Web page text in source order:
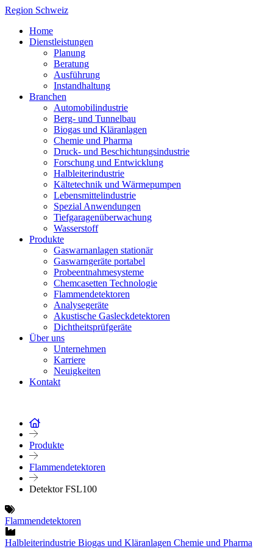
Region Schweiz
Home
Dienstleistungen
Planung
Beratung
Ausführung
Instandhaltung
Branchen
Automobilindustrie
Berg- und Tunnelbau
Biogas und Kläranlagen
Chemie und Pharma
Druck- und Beschichtungsindustrie
Forschung und Entwicklung
Halbleiterindustrie
Kältetechnik und Wärmepumpen
Lebensmittelindustrie
Spezial Anwendungen
Tiefgaragenüberwachung
Wasserstoff
Produkte
Gaswarnanlagen stationär
Gaswarngeräte portabel
Probeentnahmesysteme
Chemcasetten Technologie
Flammendetektoren
Analysegeräte
Akustische Gasleckdetektoren
Dichtheitsprüfgeräte
Über uns
Unternehmen
Karriere
Neuigkeiten
Kontakt
Produkte
Flammendetektoren
Detektor FSL100
Flammendetektoren
Halbleiterindustrie Biogas und Kläranlagen Chemie und Pharma